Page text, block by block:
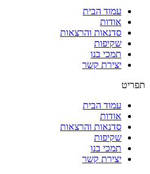
עמוד הבית
אודות
סדנאות והרצאות
שקיפות
תמכי בנו
יצירת קשר
תפריט
עמוד הבית
אודות
סדנאות והרצאות
שקיפות
תמכי בנו
יצירת קשר